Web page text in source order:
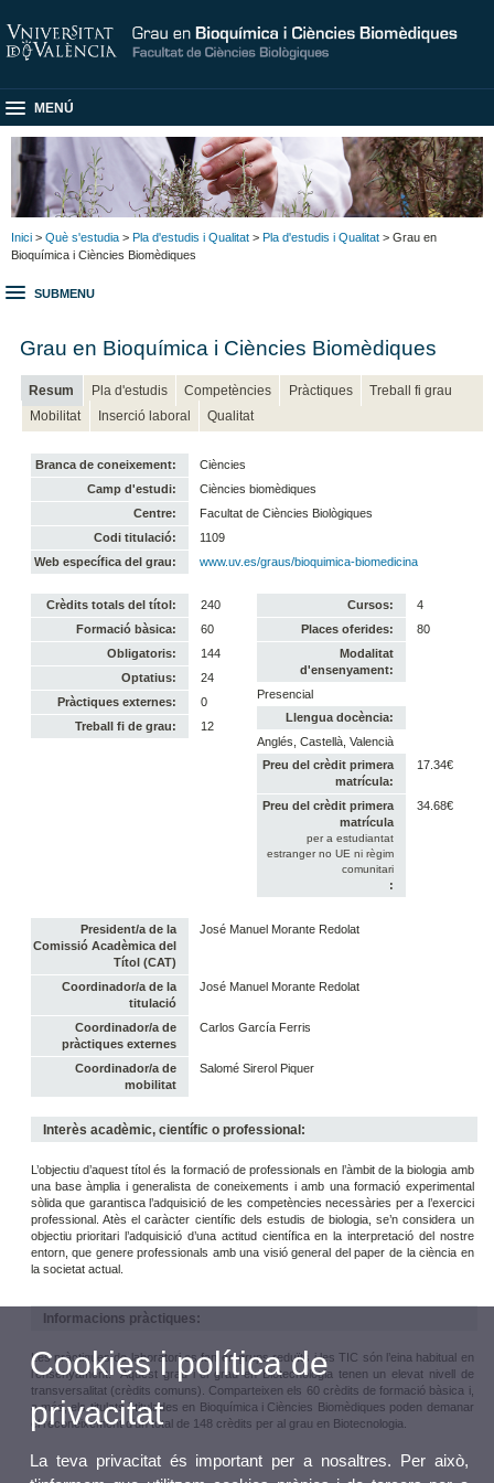
MENÚ
Inici > Què s'estudia > Pla d'estudis i Qualitat > Pla d'estudis i Qualitat > Grau en
Bioquímica i Ciències Biomèdiques
SUBMENU
Grau en Bioquímica i Ciències Biomèdiques
Resum Pla d'estudis Competències Pràctiques
Treball fi grau
Mobilitat
Inserció laboral Qualitat
Branca de coneixement:
Ciències
Camp d'estudi:
Ciències biomèdiques
Centre:
Facultat de Ciències Biològiques
Codi titulació:
1109
Web específica del grau:
www.uv.es/graus/bioquimica-biomedicina
Crèdits totals del títol:
240
Formació bàsica:
60
Obligatoris:
144
Optatius:
24
Pràctiques externes:
0
Treball fi de grau:
12
Cursos:
4
Places oferides:
80
Modalitat
d'ensenyament:
Presencial
Llengua docència:
Anglés, Castellà, Valencià
Preu del crèdit primera
matrícula:
17.34€
Preu del crèdit primera
matrícula
per a estudiantat
estranger no UE ni règim
comunitari
:
34.68€
President/a de la
Comissió Acadèmica del
Títol (CAT)
José Manuel Morante Redolat
Coordinador/a de la
titulació
José Manuel Morante Redolat
Coordinador/a de
pràctiques externes
Carlos García Ferris
Coordinador/a de
mobilitat
Salomé Sirerol Piquer
Interès acadèmic, científic o professional:
L’objectiu d’aquest títol és la formació de professionals en l’àmbit de la biologia amb
una base àmplia i generalista de coneixements i amb una formació experimental
sòlida que garantisca l’adquisició de les competències necessàries per a l’exercici
professional. Atès el caràcter científic dels estudis de biologia, se’n considera un
objectiu prioritari l’adquisició d’una actitud científica en la interpretació del nostre
entorn, que genere professionals amb una visió general del paper de la ciència en
la societat actual.
Informacions pràctiques:
Les pràctiques de laboratori es fan en grups reduïts i les TIC són l’eina habitual en
l’ensenyament. Aquest grau i el grau en Biotecnologia tenen un elevat nivell de
transversalitat (crèdits comuns). Comparteixen els 60 crèdits de formació bàsica i,
a més, els titulats i titulades en Bioquímica i Ciències Biomèdiques poden demanar
el reconeixement d’un total de 148 crèdits per al grau en Biotecnologia.
Cookies i política de
privacitat
La teva privacitat és important per a nosaltres. Per això,